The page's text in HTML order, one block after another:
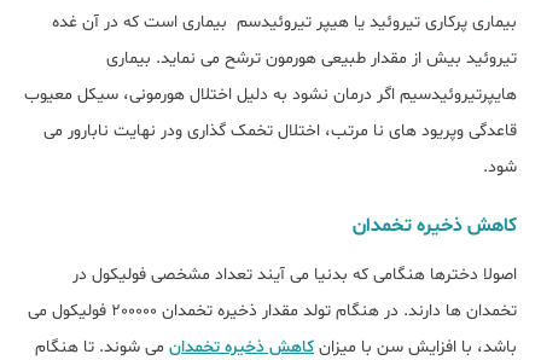
بیماری پرکاری تیروئید یا هیپر تیروئیدسم بیماری است که در آن غده
تیروئید بیش از مقدار طبیعی هورمون ترشح می نماید. بیماری
هایپرتیروئیدسیم اگر درمان نشود به دلیل اختلال هورمونی، سیکل معیوب
قاعدگی وپریود های نا مرتب، اختلال تخمک گذاری ودر نهایت نابارور می
شود.
کاهش ذخیره‌ تخمدان
اصولا دخترها هنگامی که بدنیا می آیند تعداد مشخصی فولیکول در
تخمدان ها دارند. در هنگام تولد مقدار ذخیره تخمدان 200000 فولیکول می
باشد، با افزایش سن با میزان کاهش ذخیره تخمدان می شوند. تا هنگام